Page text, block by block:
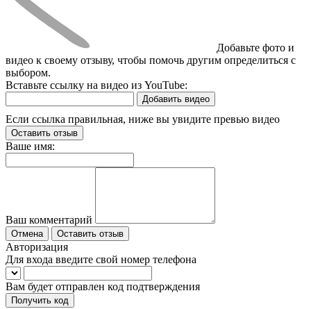
Добавьте фото и
видео к своему отзыву, чтобы помочь другим определиться с
выбором.
Вставьте ссылку на видео из YouTube:
Добавить видео
Если ссылка правильная, ниже вы увидите превью видео
Оставить отзыв
Ваше имя:
Ваш комментарий
Отмена Оставить отзыв
Авторизация
Для входа введите свой номер телефона
Вам будет отправлен код подтверждения
Получить код